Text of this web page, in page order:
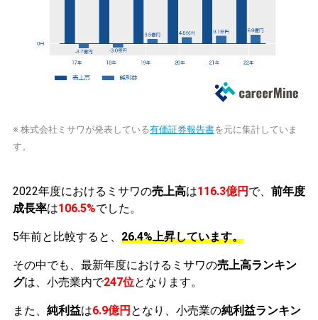
※ 株式会社ミサワが発表している有価証券報告書を元に集計していま
す。
2022年度におけるミサワの売上高は116.3億円 で、 前年度
成長率は106.5%でした。
5年前と比較すると、 26.4%上昇しています。
その中でも、最新年度におけるミサワの売上高ランキン
グは、小売業内で247位となります。
また、 純利益は6.9億円 となり、小売業の純利益ランキン